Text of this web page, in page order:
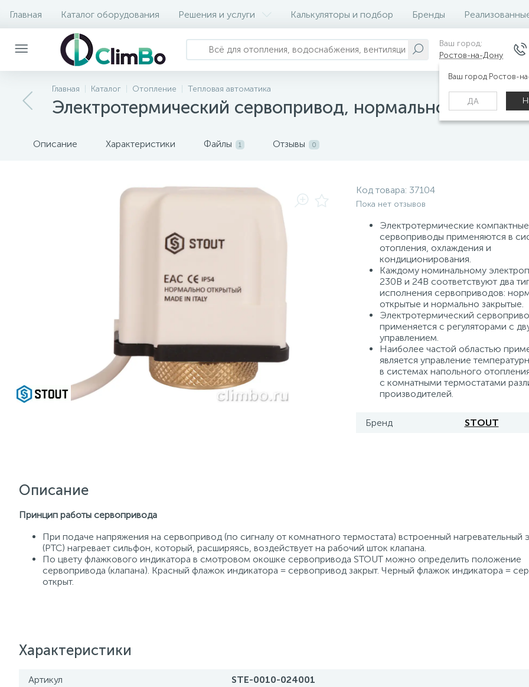
Главная Каталог оборудования Решения и услуги Калькуляторы и подбор Бренды
Ваш город:
Ростов-на-Дону
Ваш город Ростов-
ДА
Главная Каталог Отопление Тепловая автоматика
Электротермический сервопривод, нормально
Описание Характеристики Файлы 1 Отзывы 0
Код товара: 37104
Пока нет отзывов
Электротермические компактные
сервоприводы применяются в
отопления, охлаждения и
кондиционирования.
Каждому номинальному
230В и 24В соответствуют два
исполнения сервоприводов:
открытые и нормально закрытые.
Электротермический
применяется с регуляторами с
управлением.
Наиболее частой областью
является управление
в системах напольного
с комнатными термостатами
производителей.
Бренд STOUT
Описание
Принцип работы сервопривода
При подаче напряжения на сервопривод (по сигналу от комнатного термостата) встроенный нагревательный
(PTC) нагревает сильфон, который, расширяясь, воздействует на рабочий шток клапана.
По цвету флажкового индикатора в смотровом окошке сервопривода STOUT можно определить положение
сервопривода (клапана). Красный флажок индикатора = сервопривод закрыт. Черный флажок индикатора =
открыт.
Характеристики
Артикул
STE-0010-024001